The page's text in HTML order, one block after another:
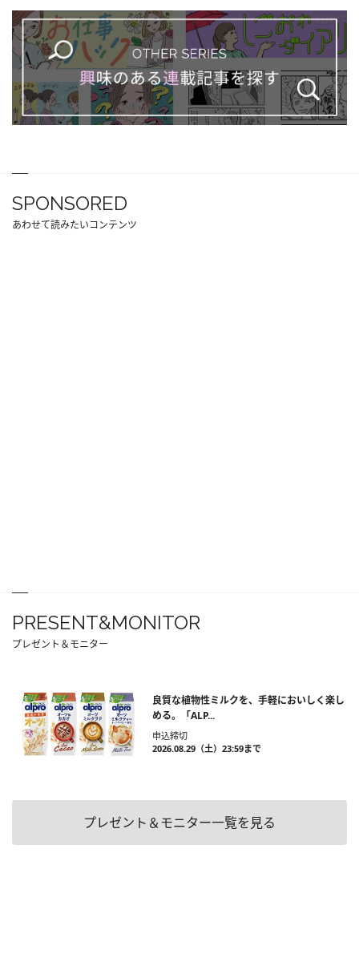
SPONSORED
あわせて読みたいコンテンツ
PRESENT&MONITOR
プレゼント＆モニター
良質な植物性ミルクを、手軽においしく楽し
める。「ALP...
申込締切
2026.08.29（土）23:59まで
プレゼント＆モニター一覧を見る